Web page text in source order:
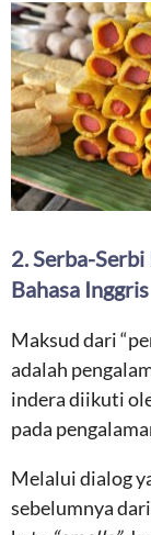
2. Serba-
Bahasa Inggris
Maksud dari
adalah
indera diikuti
pada
Melalui dialog
sebelumnya